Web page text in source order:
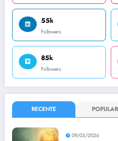
55k
Followers
85k
Followers
RECENTE
09/03/2026